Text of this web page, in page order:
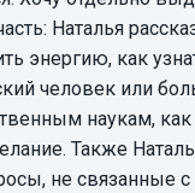
Наталья
энергию, как
человек или
наукам, как
Также
не связанные с